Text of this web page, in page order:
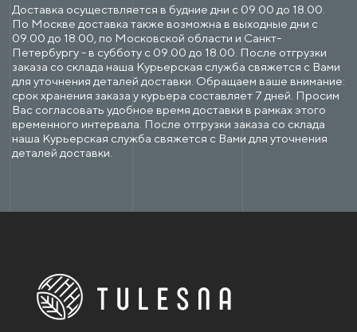
Доставка осуществляется в будние дни с 09.00 до 18.00.
По Москве доставка также возможна в выходные дни с
09.00 до 18.00, по Московской области и Санкт-
Петербургу - в субботу с 09.00 до 18.00. После отгрузки
заказа со склада наша Курьерская служба свяжется с Вами
для уточнения деталей доставки. Обращаем ваше внимание:
срок хранения заказа у курьера составляет 7 дней. Просим
Вас согласовать удобное время доставки в рамках этого
временного интервала. После отгрузки заказа со склада
наша Курьерская служба свяжется с Вами для уточнения
деталей доставки.